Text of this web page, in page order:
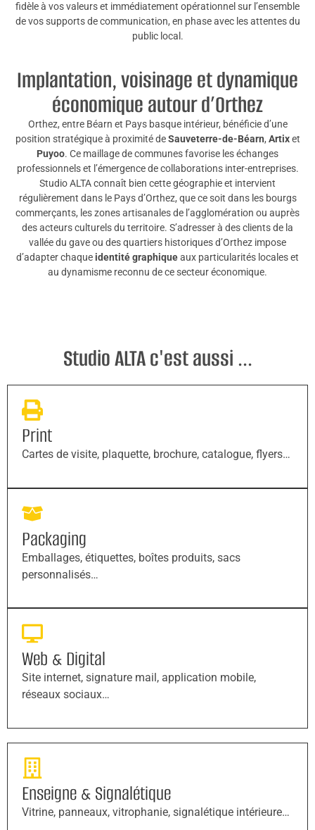
fidèle à vos valeurs et immédiatement opérationnel sur l’ensemble
de vos supports de communication, en phase avec les attentes du
public local.
Implantation, voisinage et dynamique
économique autour d’Orthez
Orthez, entre Béarn et Pays basque intérieur, bénéficie d’une
position stratégique à proximité deSauveterre-de-Béarn, Artixet
Puyoo. Ce maillage de communes favorise les échanges
professionnels et l’émergence de collaborations inter-entreprises.
Studio ALTA connaît bien cette géographie et intervient
régulièrement dans le Pays d’Orthez, que ce soit dans les bourgs
commerçants, les zones artisanales de l’agglomération ou auprès
des acteurs culturels du territoire. S’adresser à des clients de la
vallée du gave ou des quartiers historiques d’Orthez impose
d’adapter chaque identité graphiqueaux particularités locales et
au dynamisme reconnu de ce secteur économique.
Studio ALTA c'est aussi ...
Print
Cartes de visite, plaquette, brochure, catalogue, flyers…
Packaging
Emballages, étiquettes, boîtes produits, sacs
personnalisés…
Web & Digital
Site internet, signature mail, application mobile,
réseaux sociaux…
Enseigne & Signalétique
Vitrine, panneaux, vitrophanie, signalétique intérieure…